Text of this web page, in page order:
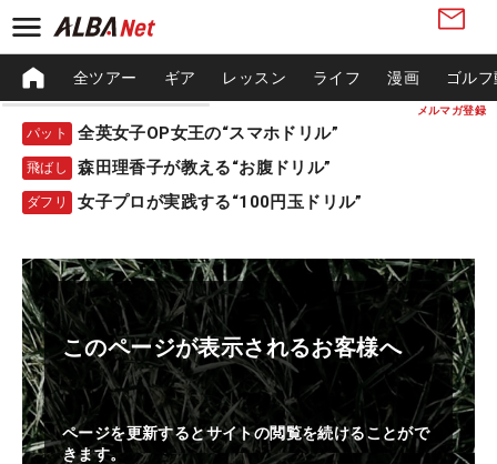
メルマガ登録
全ツアー ギア レッスン ライフ 漫画 ゴル
パット 全英女子OP女王の“スマホドリル”
飛ばし 森田理香子が教える“お腹ドリル”
ダフリ 女子プロが実践する“100円玉ドリル”
このページが表示されるお客様へ
ページを更新するとサイトの閲覧を続けることがで
きます。